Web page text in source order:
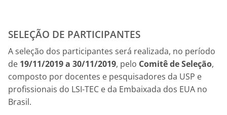
SELEÇÃO DE PARTICIPANTES
A seleção dos participantes será realizada, no período
de 19/11/2019 a 30/11/2019, pelo Comitê de Seleção,
composto por docentes e pesquisadores da USP e
profissionais do LSI-TEC e da Embaixada dos EUA no
Brasil.